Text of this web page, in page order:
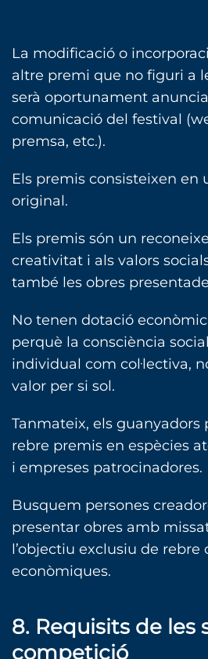
La modificació o
altre premi que no figuri a
serà oportunament
comunicació del festival
premsa, etc.).
Els premis consisteixen en
original.
Els premis són un
creativitat i als valors
també les obres
No tenen dotació
perquè la consciència
individual com col·lectiva,
valor per si sol.
Tanmateix, els guanyadors
rebre premis en espècies
i empreses patrocinadores.
Busquem persones
presentar obres amb
l’objectiu exclusiu de rebre
econòmiques.
8. Requisits de les
competició